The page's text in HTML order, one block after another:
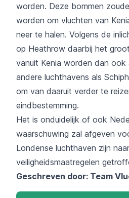
worden. Deze bommen
worden om vluchten van
neer te halen. Volgens de
op Heathrow daarbij het
vanuit Kenia worden dan ook
andere luchthavens als
om van daaruit verder te
eindbestemming.
Het is onduidelijk of ook
waarschuwing zal afgeven
Londense luchthaven zijn
veiligheidsmaatregelen
Geschreven door: Team